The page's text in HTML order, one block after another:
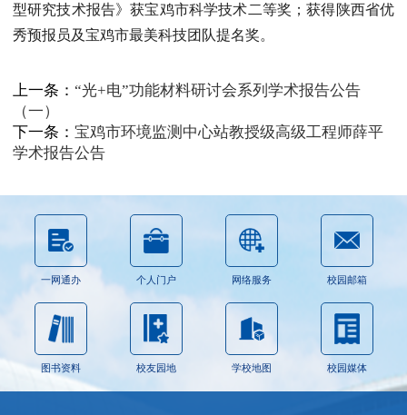
型研究技术报告》获宝鸡市科学技术二等奖；获得陕西省优
秀预报员及宝鸡市最美科技团队提名奖。
上一条： “光+电”功能材料研讨会系列学术报告公告
（一）
下一条： 宝鸡市环境监测中心站教授级高级工程师薛平
学术报告公告
一网通办 个人门户 网络服务 校园邮箱
图书资料 校友园地 学校地图 校园媒体